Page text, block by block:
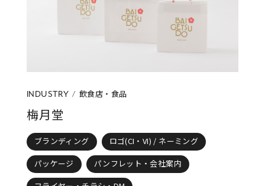
アパレル・ファッション・アクセサリー
美容・化粧品・健康
CATEGORY
すべて ブランディング ロゴ(CI・VI) / ネーミング
パッケージ パンフレット・会社案内
INDUSTRY 飲食店・食品
梅月堂
ブランディング
ロゴ(CI・VI) / ネーミング
パッケージ
パンフレット・会社案内